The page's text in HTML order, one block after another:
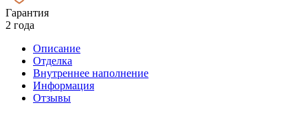
Гарантия
2 года
Описание
Отделка
Внутреннее наполнение
Информация
Отзывы